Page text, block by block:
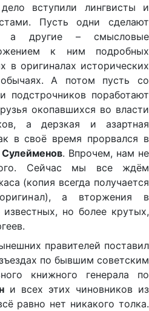
вступили лингвисты и
Пусть одни сделают
а другие – смысловые
к ним подробных
в оригиналах исторических
А потом пусть со
подстрочников поработают
окопавшихся во власти
а дерзкая и азартная
в своё время прорвался в
. Впрочем, нам не
Сейчас мы все ждём
(копия всегда получается
а вторжения в
но более крутых,
правителей поставил
по бывшим советским
книжного генерала по
и всех этих чиновников из
равно нет никакого толка.